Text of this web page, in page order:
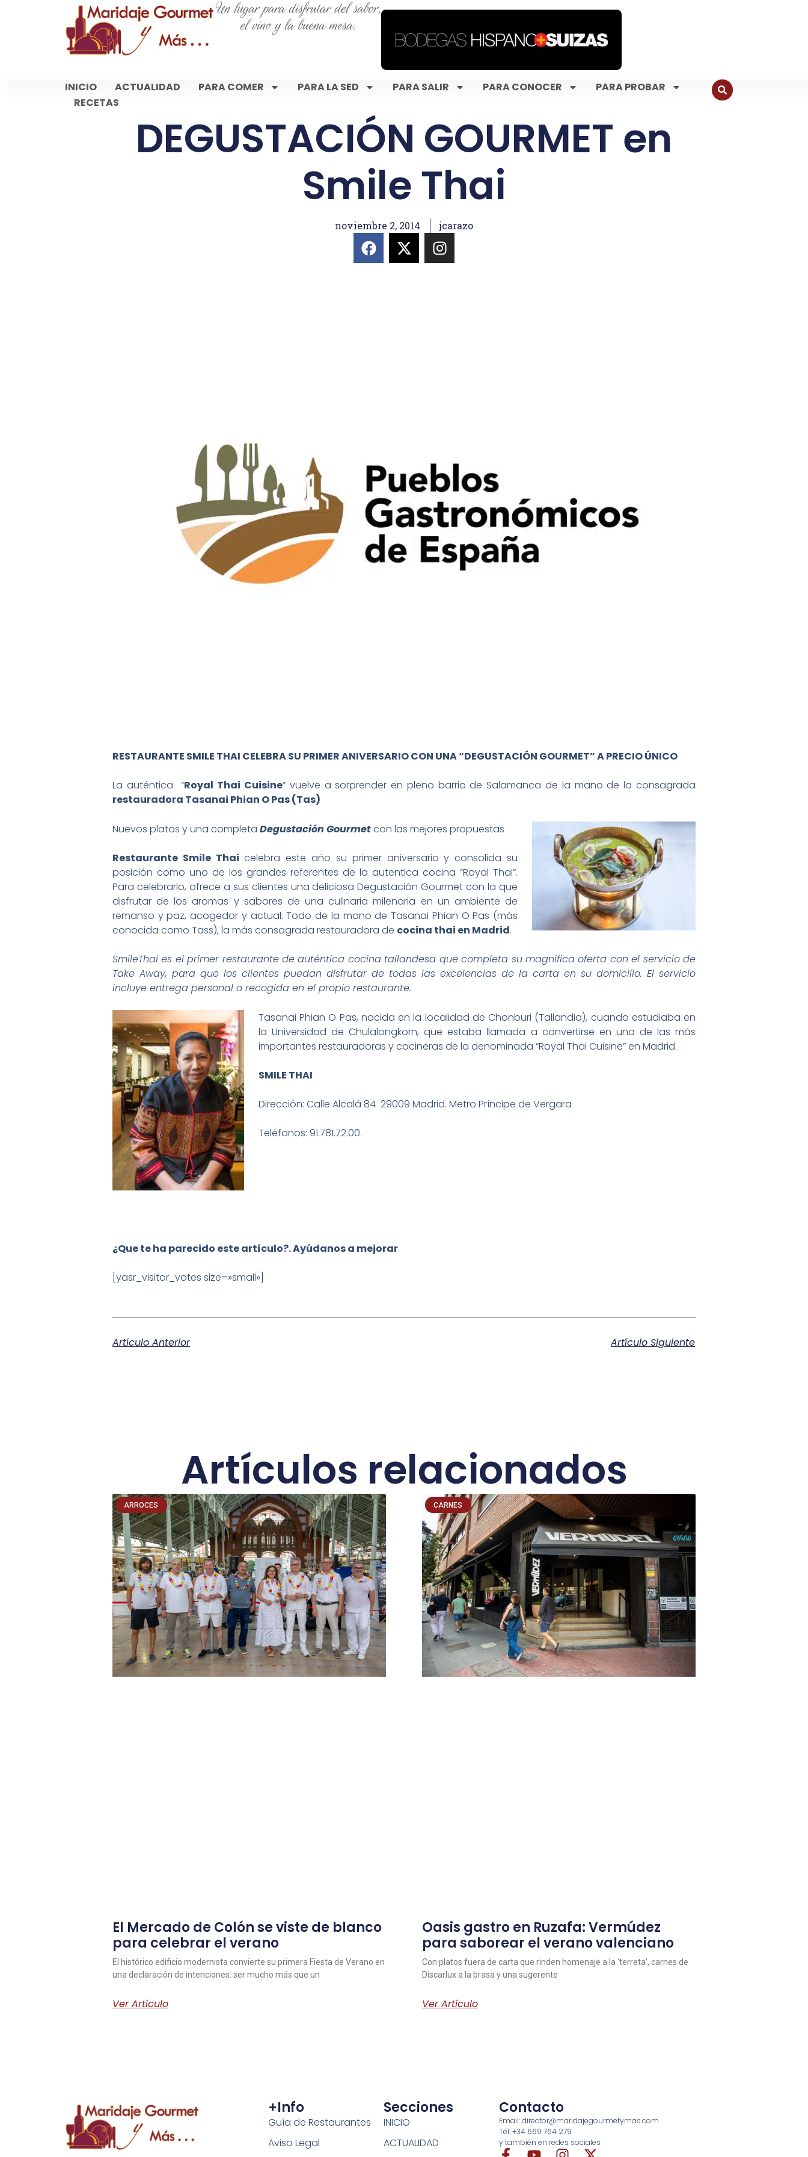
Un lugar para disfrutar del sabor,
el vino y la buena mesa.
INICIO ACTUALIDAD PARA COMER PARA LA SED PARA SALIR PARA CONOCER
PARA PROBAR
RECETAS
DEGUSTACIÓN GOURMET en
Smile Thai
noviembre 2, 2014 jcarazo
RESTAURANTE SMILE THAI CELEBRA SU PRIMER ANIVERSARIO CON UNA “DEGUSTACIÓN GOURMET” A PRECIO ÚNICO
La auténtica “Royal Thai Cuisine” vuelve a sorprender en pleno barrio de Salamanca de la mano de la consagrada
restauradora Tasanai Phian O Pas (Tas)
Nuevos platos y una completa Degustación Gourmetcon las mejores propuestas
Restaurante Smile Thai celebra este año su primer aniversario y consolida su
posición como uno de los grandes referentes de la autentica cocina “Royal Thai”.
Para celebrarlo, ofrece a sus clientes una deliciosa Degustación Gourmet con la que
disfrutar de los aromas y sabores de una culinaria milenaria en un ambiente de
remanso y paz, acogedor y actual. Todo de la mano de Tasanai Phian O Pas (más
conocida como Tass), la más consagrada restauradora de cocina thai en Madrid.
SmileThai es el primer restaurante de auténtica cocina tailandesa que completa su magnífica oferta con el servicio de
Take Away, para que los clientes puedan disfrutar de todas las excelencias de la carta en su domicilio. El servicio
incluye entrega personal o recogida en el propio restaurante.
Tasanai Phian O Pas, nacida en la localidad de Chonburi (Tallandia), cuando estudiaba en
la Universidad de Chulalongkorn, que estaba llamada a convertirse en una de las más
importantes restauradoras y cocineras de la denominada “Royal Thai Cuisine” en Madrid.
SMILE THAI
Dirección: Calle Alcalá 84 29009 Madrid. Metro Príncipe de Vergara
Teléfonos: 91.781.72.00.
¿Que te ha parecido este artículo?. Ayúdanos a mejorar
[yasr_visitor_votes size=»small»]
Artículo Anterior Artículo Siguiente
Artículos relacionados
ARROCES
El Mercado de Colón se viste de blanco
para celebrar el verano
El histórico edificio modernista convierte su primera Fiesta de Verano en
una declaración de intenciones: ser mucho más que un
Ver Artículo
CARNES
Oasis gastro en Ruzafa: Vermúdez
para saborear el verano valenciano
Con platos fuera de carta que rinden homenaje a la ‘terreta’, carnes de
Discarlux a la brasa y una sugerente
Ver Artículo
+info
Guía de Restaurantes
Aviso Legal
Secciones
INICIO
ACTUALIDAD
Contacto
Email: director@maridajegourmetymas.com
Tél: +34 669 764 279
y también en redes sociales